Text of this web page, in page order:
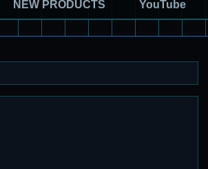
NEW PRODUCTS YouTube